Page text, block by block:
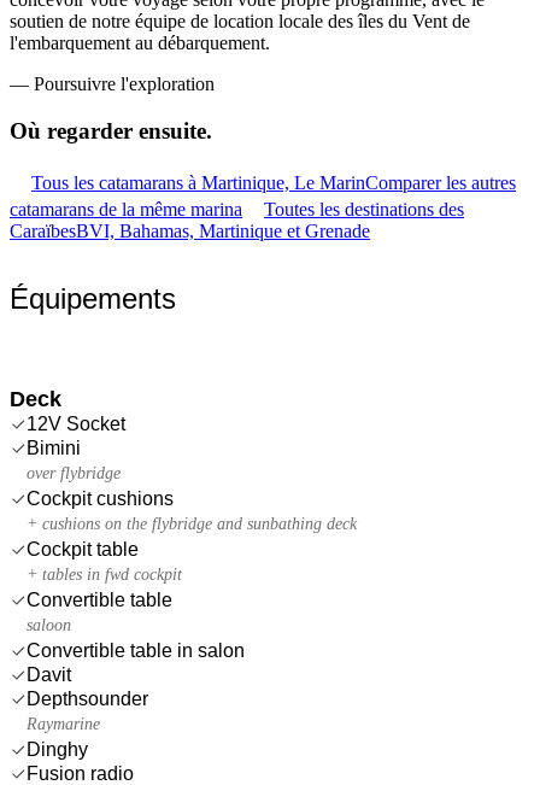
soutien de notre équipe de location locale des îles du Vent de
l'embarquement au débarquement.
— Poursuivre l'exploration
Où regarder ensuite.
Tous les catamarans à Martinique, Le MarinComparer les autres
catamarans de la même marina
Toutes les destinations des
CaraïbesBVI, Bahamas, Martinique et Grenade
Équipements
Deck
12V Socket
Bimini
over flybridge
Cockpit cushions
+ cushions on the flybridge and sunbathing deck
Cockpit table
+ tables in fwd cockpit
Convertible table
saloon
Convertible table in salon
Davit
Depthsounder
Raymarine
Dinghy
Fusion radio